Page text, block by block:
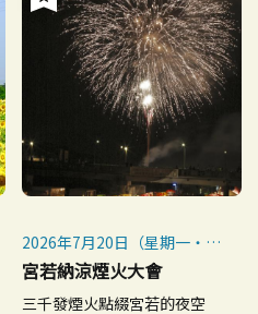
2026年7月20日（星期一・國
定假日）
※如遇惡劣天氣，將延期至7
宮若納涼煙火大會
三千發煙火點綴宮若的夜空